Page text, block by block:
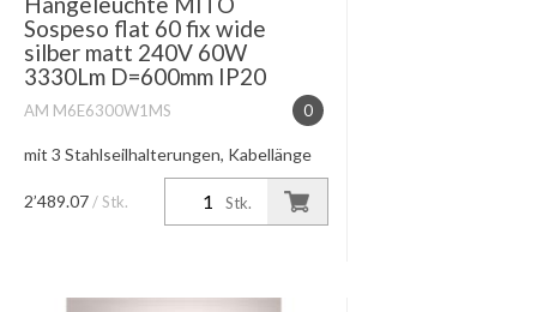
Sospeso flat 60 fix wide
silber matt 240V 60W
3330Lm D=600mm IP20
0
AM M6E6300W1MS
mit 3 Stahlseilhalterungen, Kabellänge
einstellbar max. 350cm Baldachin
schwarz Lichtwirkung table (narrow)
Stk.
2’489.07 / Stk.